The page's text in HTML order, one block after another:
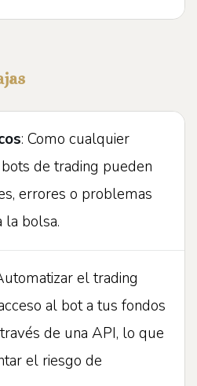
: Como cualquier
de trading pueden
errores o problemas
la bolsa.
el trading
al bot a tus fondos
de una API, lo que
el riesgo de